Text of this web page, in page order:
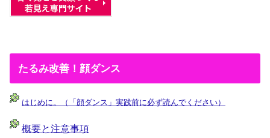
たるみ改善！顔ダンス
はじめに。（「顔ダンス」実践前に必ず読んでください）
概要と注意事項